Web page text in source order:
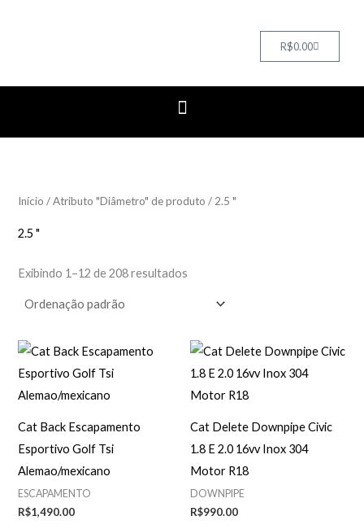
R$0.00Cart
Início / Atributo "Diâmetro" de produto / 2.5 "
2.5 "
Exibindo 1–12 de 208 resultados
Cat Back Escapamento
Esportivo Golf Tsi
Alemao/mexicano
ESCAPAMENTO
R$1,490.00
Cat Delete Downpipe Civic
1.8 E 2.0 16vv Inox 304
Motor R18
DOWNPIPE
R$990.00